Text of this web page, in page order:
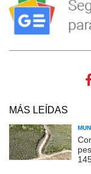
MÁS LEÍDAS